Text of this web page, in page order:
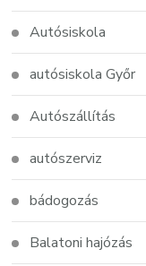
Autósiskola
autósiskola Győr
Autószállítás
autószerviz
bádogozás
Balatoni hajózás